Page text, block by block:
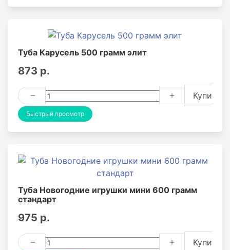
Туба Карусель 500 грамм элит
873 р.
Купить
Быстрый просмотр
Туба Новогодние игрушки мини 600 грамм
стандарт
975 р.
Купить